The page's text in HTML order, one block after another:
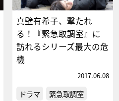
真壁有希子、撃たれ
る！『緊急取調室』に
訪れるシリーズ最大の危
機
2017.06.08
ドラマ 緊急取調室